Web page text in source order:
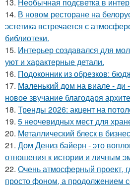
13. Необычная подсветка в
14. В новом ресторане на
эстетика встречается с
библиотеки.
15. Интерьер создавался для
уют и характерные детали.
16. Подоконник из обрезков:
17. Маленький дом на виале - ди
новое звучание благодаря
18. Тренды 2026: акцент на
19. 5 неочевидных мест для
20. Металлический блеск в
21. Дом Дениз байерн - это
отношения к истории и личным
22. Очень атмосферный проект,
просто фоном, а продолжением